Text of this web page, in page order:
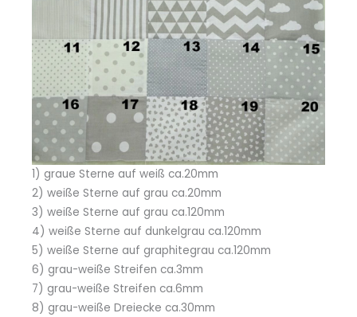
1) graue Sterne auf weiß ca.20mm
2) weiße Sterne auf grau ca.20mm
3) weiße Sterne auf grau ca.120mm
4) weiße Sterne auf dunkelgrau ca.120mm
5) weiße Sterne auf graphitegrau ca.120mm
6) grau-weiße Streifen ca.3mm
7) grau-weiße Streifen ca.6mm
8) grau-weiße Dreiecke ca.30mm